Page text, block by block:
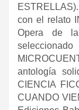
con el relato
Opera de
antología
CIENCIA
CUANDO